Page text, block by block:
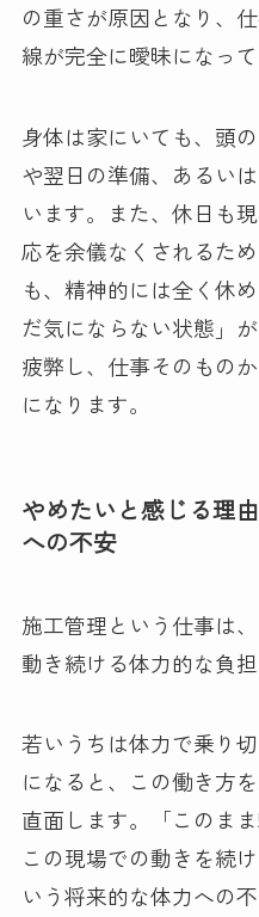
の重さが原因となり、
線が完全に曖昧になっ
身体は家にいても、頭
や翌日の準備、あるい
います。また、休日も
応を余儀なくされるた
も、精神的には全く休
だ気にならない状態」
疲弊し、仕事そのもの
になります。
やめたいと感じる理
への不安
施工管理という仕事は
動き続ける体力的な負
若いうちは体力で乗り
になると、この働き方
直面します。「このま
この現場での動きを続
いう将来的な体力への